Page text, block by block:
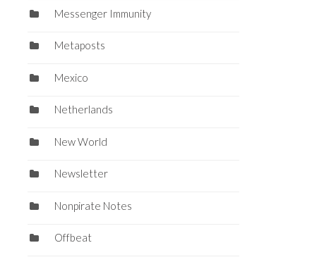
Messenger Immunity
Metaposts
Mexico
Netherlands
New World
Newsletter
Nonpirate Notes
Offbeat